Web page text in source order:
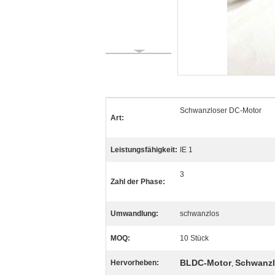
Art:
Schwanzloser DC-Motor
Leistungsfähigkeit: IE 1
Zahl der Phase:
3
Umwandlung: schwanzlos
MOQ: 10 Stück
Hervorheben: BLDC-Motor,